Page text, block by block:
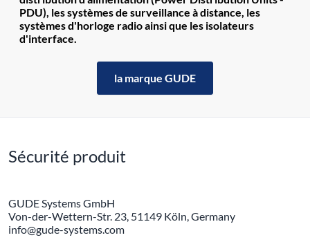
PDU), les systèmes de surveillance à distance, les
systèmes d'horloge radio ainsi que les isolateurs
d'interface.
la marque GUDE
Sécurité produit
GUDE Systems GmbH
Von-der-Wettern-Str. 23, 51149 Köln, Germany
info@gude-systems.com